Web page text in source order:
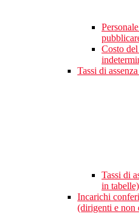
Costo
Tassi di assenza
Tassi di
in tabelle)
Incarichi
(dirigenti e non